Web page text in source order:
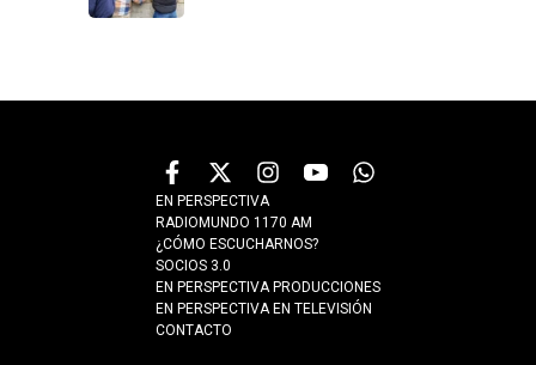
EN PERSPECTIVA
RADIOMUNDO 1170 AM
¿CÓMO ESCUCHARNOS?
SOCIOS 3.0
EN PERSPECTIVA PRODUCCIONES
EN PERSPECTIVA EN TELEVISIÓN
CONTACTO